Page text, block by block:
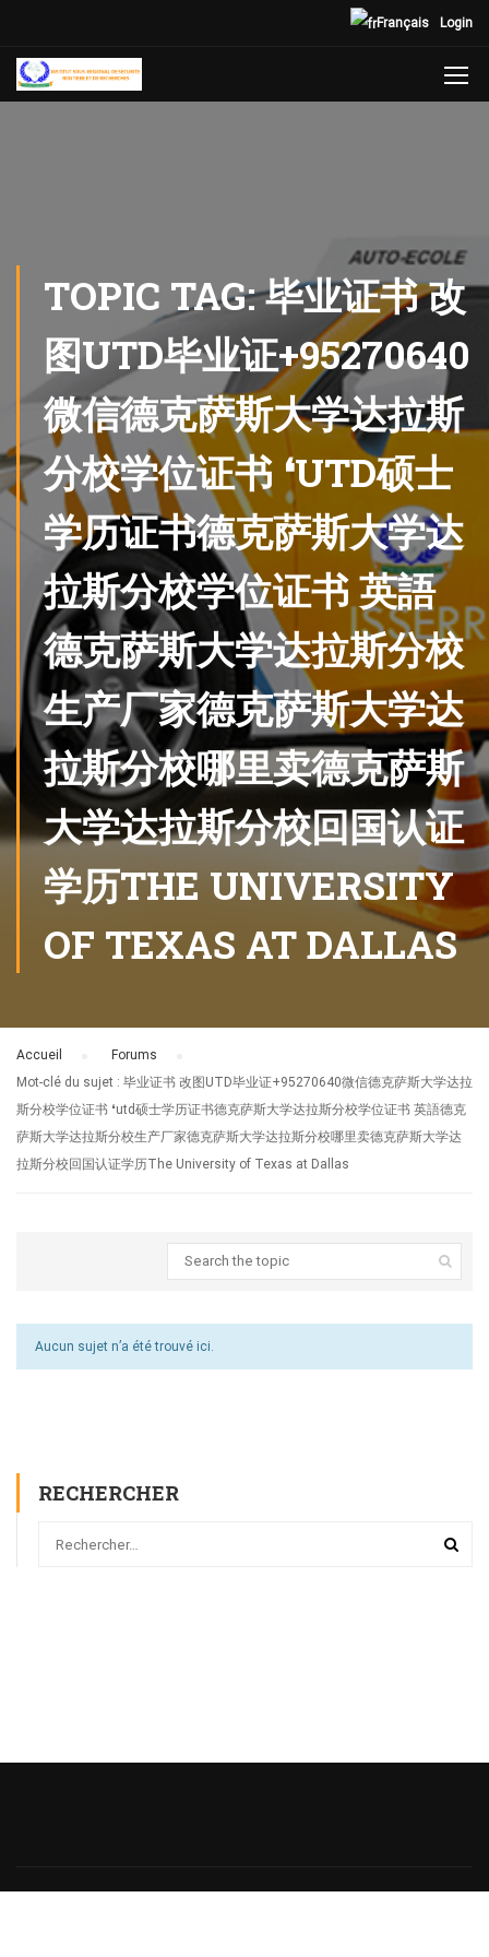
Login
Français
TOPIC TAG: 毕业证书 改
图UTD毕业证+95270640
微信德克萨斯大学达拉斯
分校学位证书 ❛UTD硕士
学历证书德克萨斯大学达
拉斯分校学位证书 英語
德克萨斯大学达拉斯分校
生产厂家德克萨斯大学达
拉斯分校哪里卖德克萨斯
大学达拉斯分校回国认证
学历THE UNIVERSITY
OF TEXAS AT DALLAS
Accueil Forums
Mot-clé du sujet : 毕业证书 改图UTD毕业证+95270640微信德克萨斯大学达拉
斯分校学位证书 ❛utd硕士学历证书德克萨斯大学达拉斯分校学位证书 英語德克
萨斯大学达拉斯分校生产厂家德克萨斯大学达拉斯分校哪里卖德克萨斯大学达
拉斯分校回国认证学历The University of Texas at Dallas
Aucun sujet n’a été trouvé ici.
RECHERCHER